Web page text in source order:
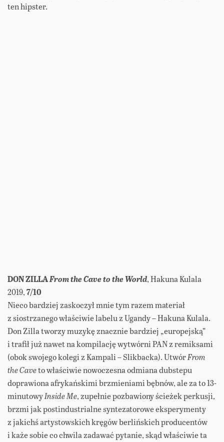
ten hipster.
DON ZILLAFrom the Cave to the World, Hakuna Kulala
2019,7/10
Nieco bardziej zaskoczył mnie tym razem materiał
z siostrzanego właściwie labelu z Ugandy – Hakuna Kulala.
Don Zilla tworzy muzykę znacznie bardziej „europejską”
i trafił już nawet na kompilację wytwórni PAN z remiksami
(obok swojego kolegi z Kampali – Slikbacka). UtwórFrom
the Caveto właściwie nowoczesna odmiana dubstepu
doprawiona afrykańskimi brzmieniami bębnów, ale za to 13-
minutowyInside Me, zupełnie pozbawiony ścieżek perkusji,
brzmi jak postindustrialne syntezatorowe eksperymenty
z jakichś artystowskich kręgów berlińskich producentów
i każe sobie co chwila zadawać pytanie, skąd właściwie ta